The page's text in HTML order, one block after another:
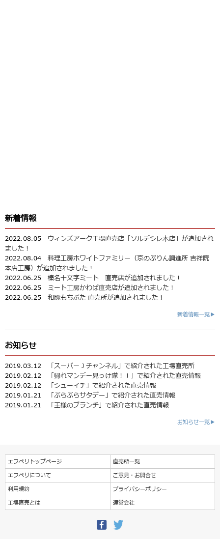
新着情報
2022.08.05 ウィンズアーク工場直売店「ソルデシレ本店」が追加され
ました！
2022.08.04 料理工房ホワイトファミリー（京のぷりん調進所 吉祥院
本店工房）が追加されました！
2022.06.25 榛名十文字ミート 直売店が追加されました！
2022.06.25 ミート工房かわば直売店が追加されました！
2022.06.25 和豚もちぶた 直売所が追加されました！
新着情報一覧▶
お知らせ
2019.03.12
「スーパーＪチャンネル」で紹介された工場直売所
2019.02.12
「帰れマンデー見っけ隊！！」で紹介された直売情報
2019.02.12
「シューイチ」で紹介された直売情報
2019.01.21
「ぶらぶらサタデー」で紹介された直売情報
2019.01.21
「王様のブランチ」で紹介された直売情報
お知らせ一覧▶
エフペリトップページ
直売所一覧
エフペリについて
ご意見・お問合せ
利用規約
プライバシーポリシー
工場直売とは
運営会社